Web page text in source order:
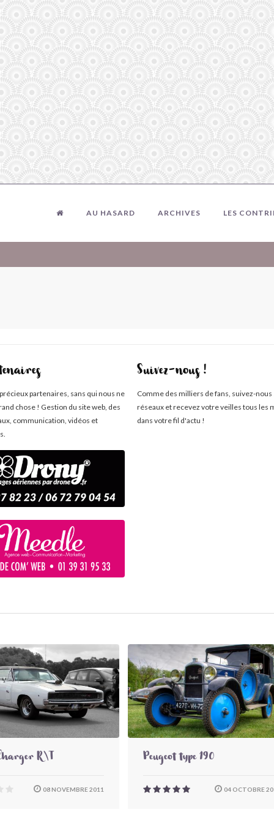
AU HASARD ARCHIVES LES
partenaires, sans qui nous ne
chose ! Gestion du site web, des
communication, vidéos et
Suivez-nous !
Comme des milliers de fans, suivez-nous
réseaux et recevez votre veilles tous les
dans votre fil d'actu !
R\T
08 NOVEMBRE 2011
Peugeot type 190
04 OCTOBRE